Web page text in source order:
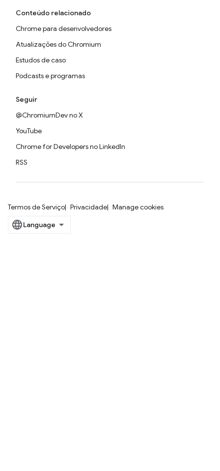
Conteúdo relacionado
Chrome para desenvolvedores
Atualizações do Chromium
Estudos de caso
Podcasts e programas
Seguir
@ChromiumDev no X
YouTube
Chrome for Developers no LinkedIn
RSS
Termos de Serviço Privacidade Manage cookies